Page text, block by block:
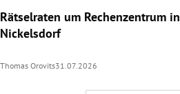
Rätselraten um Rechenzentrum in
Nickelsdorf
Thomas Orovits31.07.2026